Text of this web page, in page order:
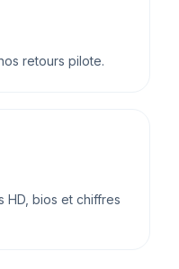
retours pilote.
HD, bios et chiffres